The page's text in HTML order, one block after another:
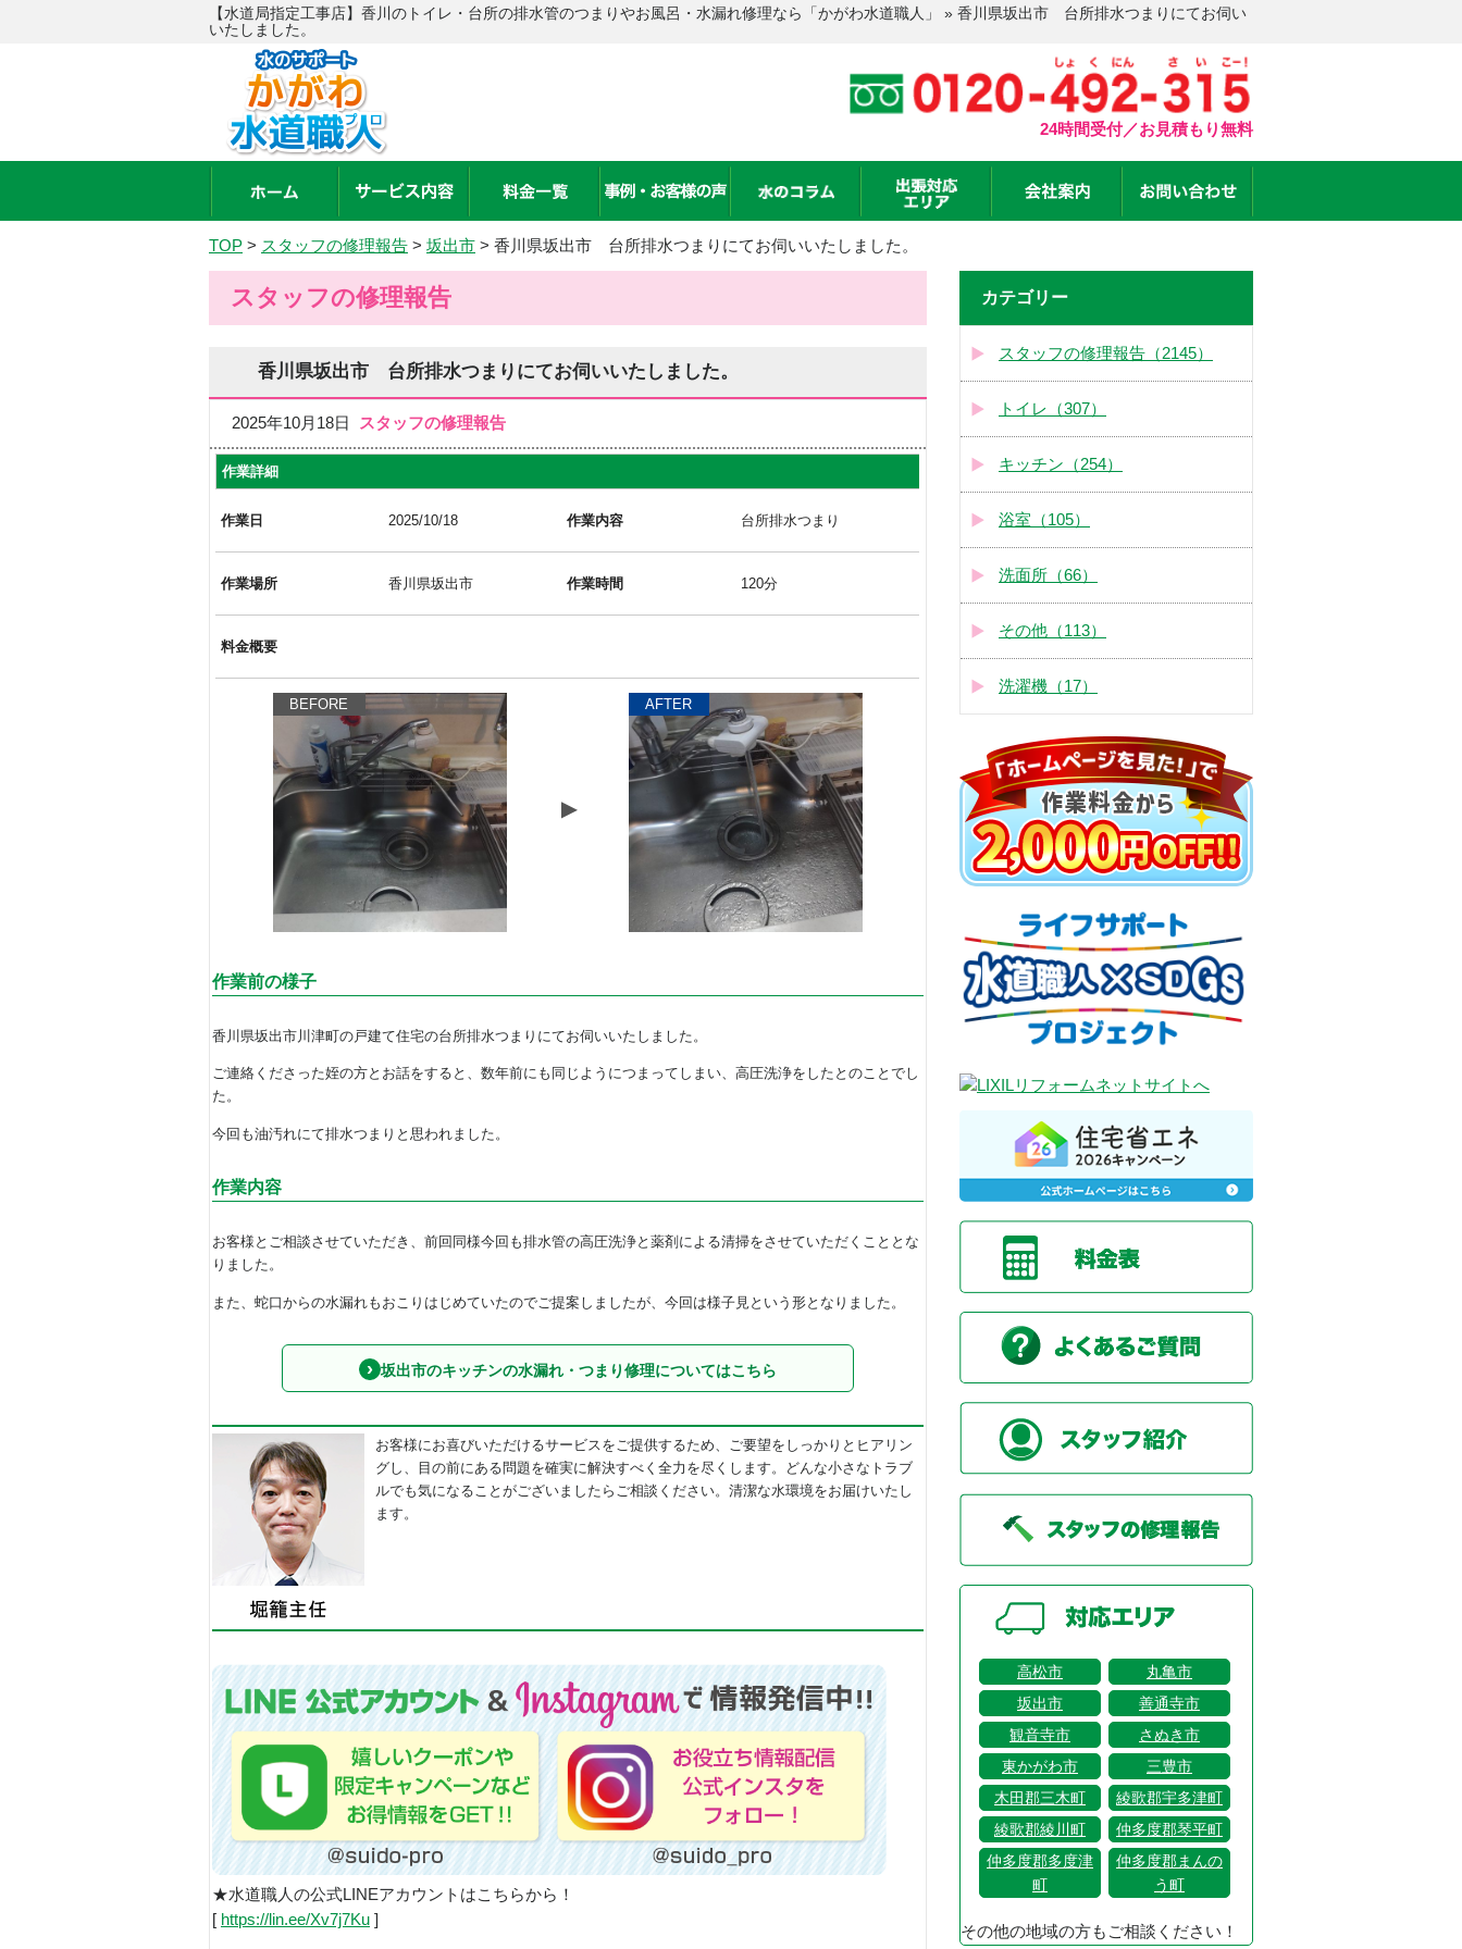
【水道局指定工事店】香川のトイレ・台所の排水管のつまりやお風呂・水漏れ修理なら「かがわ水道職人」 » 香川県坂出市 台所排水つまりにてお伺い
いたしました。
24時間受付／お見積もり無料
TOP > スタッフの修理報告 > 坂出市 > 香川県坂出市 台所排水つまりにてお伺いいたしました。
スタッフの修理報告
香川県坂出市 台所排水つまりにてお伺いいたしました。
2025年10月18日 スタッフの修理報告
作業詳細
作業日 2025/10/18 作業内容 台所排水つまり
作業場所 香川県坂出市 作業時間 120分
料金概要
BEFORE AFTER
作業前の様子
香川県坂出市川津町の戸建て住宅の台所排水つまりにてお伺いいたしました。
ご連絡くださった姪の方とお話をすると、数年前にも同じようにつまってしまい、高圧洗浄をしたとのことでし
た。
今回も油汚れにて排水つまりと思われました。
作業内容
お客様とご相談させていただき、前回同様今回も排水管の高圧洗浄と薬剤による清掃をさせていただくこととな
りました。
また、蛇口からの水漏れもおこりはじめていたのでご提案しましたが、今回は様子見という形となりました。
坂出市のキッチンの水漏れ・つまり修理についてはこちら
お客様にお喜びいただけるサービスをご提供するため、ご要望をしっかりとヒアリン
グし、目の前にある問題を確実に解決すべく全力を尽くします。どんな小さなトラブ
ルでも気になることがございましたらご相談ください。清潔な水環境をお届けいたし
ます。
★水道職人の公式LINEアカウントはこちらから！
[ https://lin.ee/Xv7j7Ku ]
カテゴリー
スタッフの修理報告（2145）
トイレ（307）
キッチン（254）
浴室（105）
洗面所（66）
その他（113）
洗濯機（17）
高松市
丸亀市
坂出市
善通寺市
観音寺市
さぬき市
東かがわ市
三豊市
木田郡三木町
綾歌郡宇多津町
綾歌郡綾川町
仲多度郡琴平町
仲多度郡多度津
町
仲多度郡まんの
う町
その他の地域の方もご相談ください！